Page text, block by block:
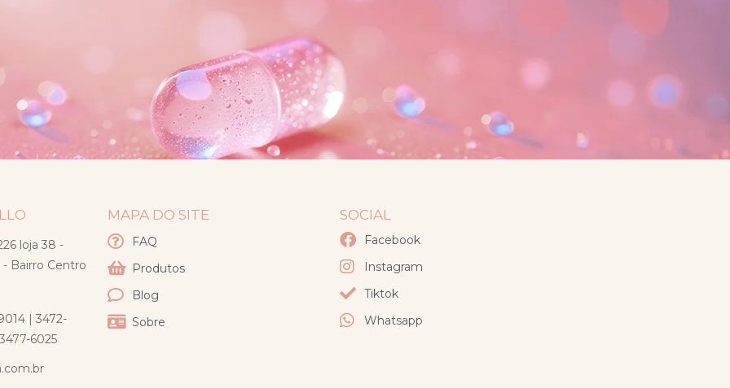
loja 38 -
Bairro Centro
| 3472-
6025
MAPA DO SITE
FAQ
Produtos
Blog
Sobre
SOCIAL
Facebook
Instagram
Tiktok
Whatsapp